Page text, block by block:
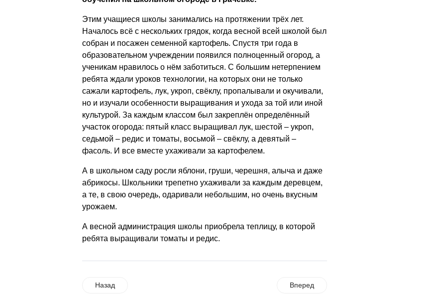
Этим учащиеся школы занимались на протяжении трёх лет.
Началось всё с нескольких грядок, когда весной всей школой был
собран и посажен семенной картофель. Спустя три года в
образовательном учреждении появился полноценный огород, а
ученикам нравилось о нём заботиться. С большим нетерпением
ребята ждали уроков технологии, на которых они не только
сажали картофель, лук, укроп, свёклу, пропалывали и окучивали,
но и изучали особенности выращивания и ухода за той или иной
культурой. За каждым классом был закреплён определённый
участок огорода: пятый класс выращивал лук, шестой – укроп,
седьмой – редис и томаты, восьмой – свёклу, а девятый –
фасоль. И все вместе ухаживали за картофелем.
А в школьном саду росли яблони, груши, черешня, алыча и даже
абрикосы. Школьники трепетно ухаживали за каждым деревцем,
а те, в свою очередь, одаривали небольшим, но очень вкусным
урожаем.
А весной администрация школы приобрела теплицу, в которой
ребята выращивали томаты и редис.
Назад Вперед